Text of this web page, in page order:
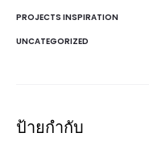
PROJECTS INSPIRATION
UNCATEGORIZED
ป้ายกำกับ